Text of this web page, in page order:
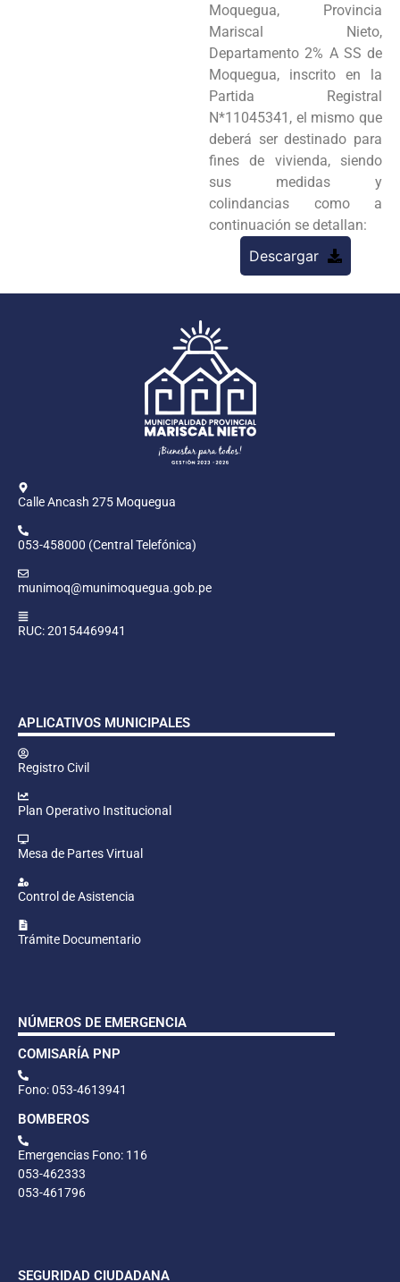
Moquegua, Provincia
Mariscal Nieto,
Departamento 2% A SS de
Moquegua, inscrito en la
Partida Registral
N*11045341, el mismo que
deberá ser destinado para
fines de vivienda, siendo
sus medidas y
colindancias como a
continuación se detallan:
Descargar
Calle Ancash 275 Moquegua
053-458000 (Central Telefónica)
munimoq@munimoquegua.gob.pe
RUC: 20154469941
APLICATIVOS MUNICIPALES
Registro Civil
Plan Operativo Institucional
Mesa de Partes Virtual
Control de Asistencia
Trámite Documentario
NÚMEROS DE EMERGENCIA
COMISARÍA PNP
Fono: 053-4613941
BOMBEROS
Emergencias Fono: 116
053-462333
053-461796
SEGURIDAD CIUDADANA